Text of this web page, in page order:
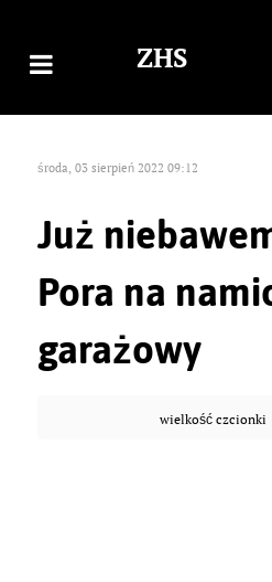
ZHS
środa, 03 sierpień 2022 09:12
Już
Pora na
garażowy
wielkość czcionki